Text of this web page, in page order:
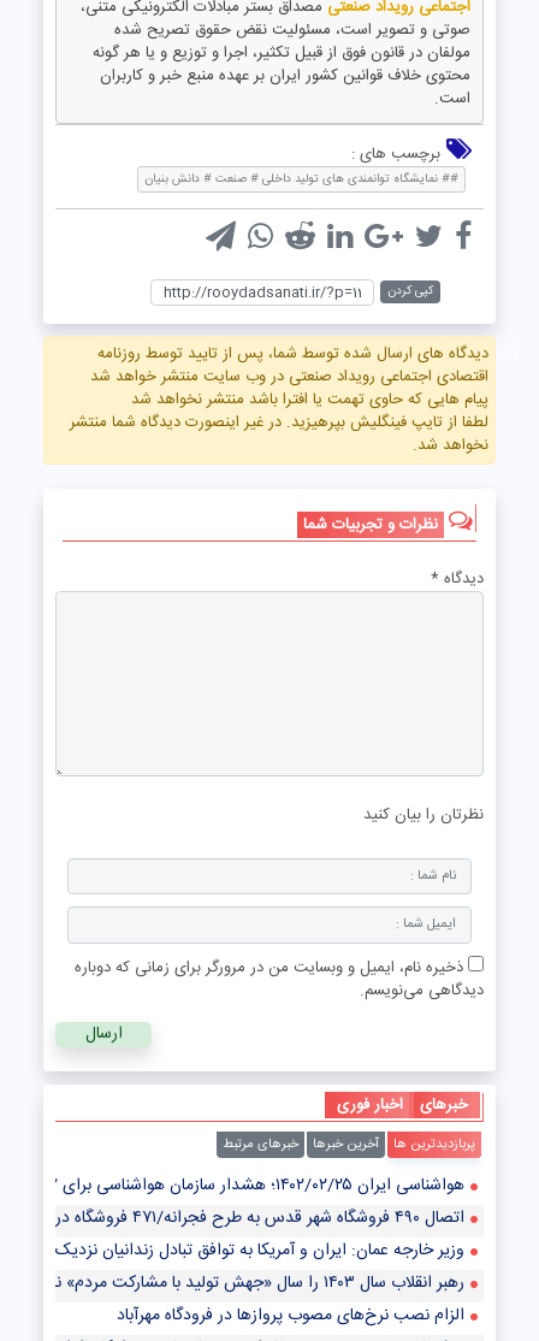
اجتماعی رویداد صنعتی مصداق بستر مبادلات الکترونیکی متنی،
صوتی و تصویر است، مسئولیت نقض حقوق تصریح شده
مولفان در قانون فوق از قبیل تکثیر، اجرا و توزیع و یا هر گونه
محتوی خلاف قوانین کشور ایران بر عهده منبع خبر و کاربران
است.
برچسب های :
## نمایشگاه توانمندی های تولید داخلی # صنعت # دانش بنیان
کپی کردن
دیدگاه های ارسال شده توسط شما، پس از تایید توسط روزنامه
اقتصادی اجتماعی رویداد صنعتی در وب سایت منتشر خواهد شد
پیام هایی که حاوی تهمت یا افترا باشد منتشر نخواهد شد
لطفا از تایپ فینگلیش بپرهیزید. در غیر اینصورت دیدگاه شما منتشر
نخواهد شد.
نظرات و تجربیات شما
دیدگاه*
نظرتان را بیان کنید
ذخیره نام، ایمیل و وبسایت من در مرورگر برای زمانی که دوباره
دیدگاهی می‌نویسم.
خبرهای اخبار فوری
پربازدیدترین ها آخرین خبرها خبرهای مرتبط
هواشناسی ایران ۱۴۰۲/۰۲/۲۵؛ هشدار سازمان هواشناسی برای ۷ استان/ سامانه بارشی جدید در راه است
اتصال ۴۹۰ فروشگاه شهر قدس به طرح فجرانه/۴۷۱ فروشگاه در آستانه پیوستن به طرح
وزیر خارجه عمان: ایران و آمریکا به توافق تبادل زندانیان نزدیک شده‌اند
رهبر انقلاب سال ۱۴۰۳ را سال «جهش تولید با مشارکت مردم» نامگذاری کردند
الزام نصب نرخ‌های مصوب پروازها در فرودگاه مهرآباد